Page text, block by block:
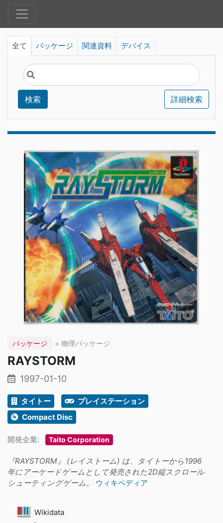
全て パッケージ 関連資料 デバイス
検索 詳細検索
パッケージ > 物理パッケージ
RAYSTORM
1997-01-10
タイトー
プレイステーション
Compact Disc
開発企業: Taito Corporation
『RAYSTORM』 (レイストーム) は、タイトーから1996
年にアーケードゲームとして発売された2D縦スクロール
シューティングゲーム。
ウィキペディア
Wikidata